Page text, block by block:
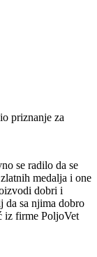
priznanje za
se radilo da se
medalja i one
dobri i
sa njima dobro
iz firme PoljoVet